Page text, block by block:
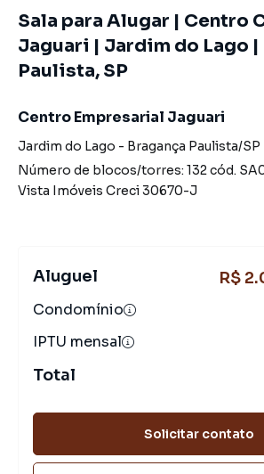
Sala para Alugar | Centro
Jaguari | Jardim do Lago |
Paulista, SP
Centro Empresarial Jaguari
Jardim do Lago - Bragança Paulista/SP
Número de blocos/torres: 132cód.
Vista Imóveis Creci30670-J
Aluguel R$
Condomínio
IPTU mensal
Total
Solicitar contato